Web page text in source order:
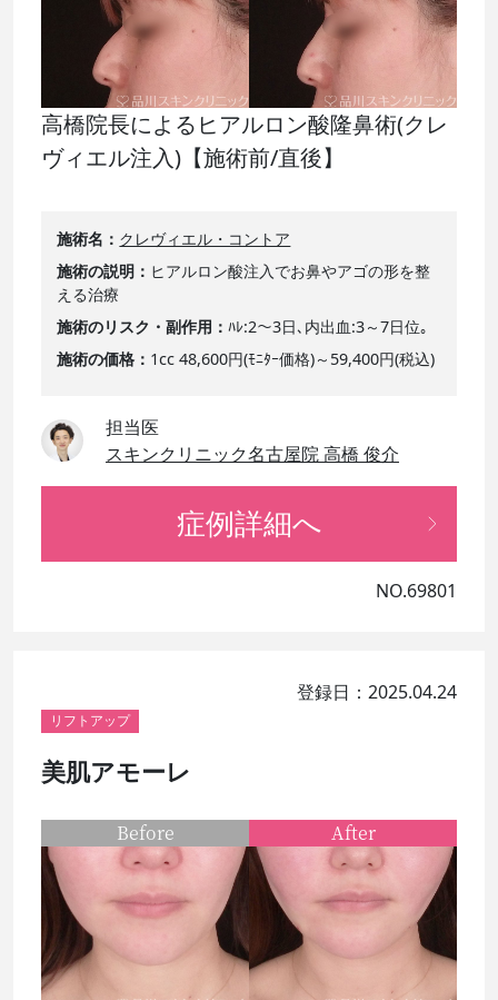
高橋院長によるヒアルロン酸隆鼻術(クレ
ヴィエル注入)【施術前/直後】
施術名
クレヴィエル・コントア
施術の説明
ヒアルロン酸注入でお鼻やアゴの形を整
える治療
施術のリスク・副作用
ﾊﾚ:2～3日､内出血:3～7日位｡
施術の価格
1cc 48,600円(ﾓﾆﾀｰ価格)～59,400円(税込)
担当医
スキンクリニック名古屋院 高橋 俊介
症例詳細へ
NO.69801
登録日：2025.04.24
リフトアップ
美肌アモーレ
Before After